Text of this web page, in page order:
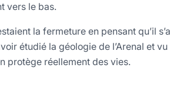
vers le bas.
la fermeture en pensant qu’il
étudié la géologie de l’Arenal et
protège réellement des vies.